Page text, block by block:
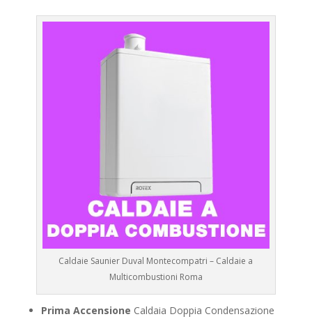
Caldaie Saunier Duval Montecompatri – Caldaie a
Multicombustioni Roma
Prima Accensione Caldaia Doppia Condensazione